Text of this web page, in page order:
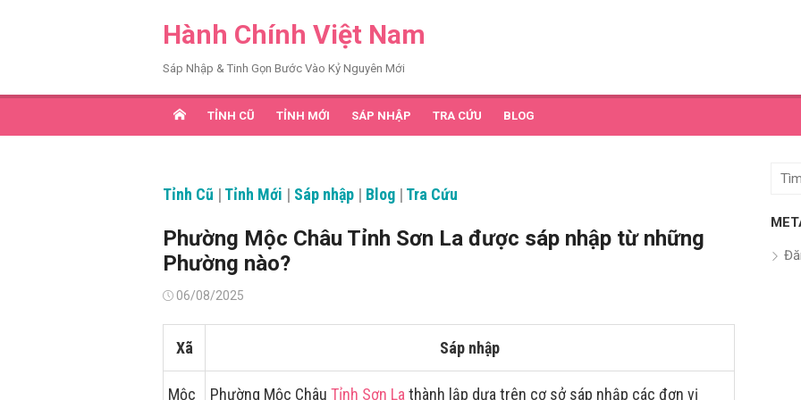
Hành Chính Việt Nam
Sáp Nhập & Tinh Gọn Bước Vào Kỷ Nguyên Mới
TỈNH CŨ TỈNH MỚI SÁP NHẬP TRA CỨU BLOG
Tỉnh Cũ | Tỉnh Mới | Sáp nhập | Blog | Tra Cứu
Phường Mộc Châu Tỉnh Sơn La được sáp nhập từ những
Phường nào?
Đăng06/08/2025
Xã Sáp nhập
Mộc
Phường Mộc Châu Tỉnh Sơn La thành lập dựa trên cơ sở sáp nhập các đơn vị
Tìm
quả